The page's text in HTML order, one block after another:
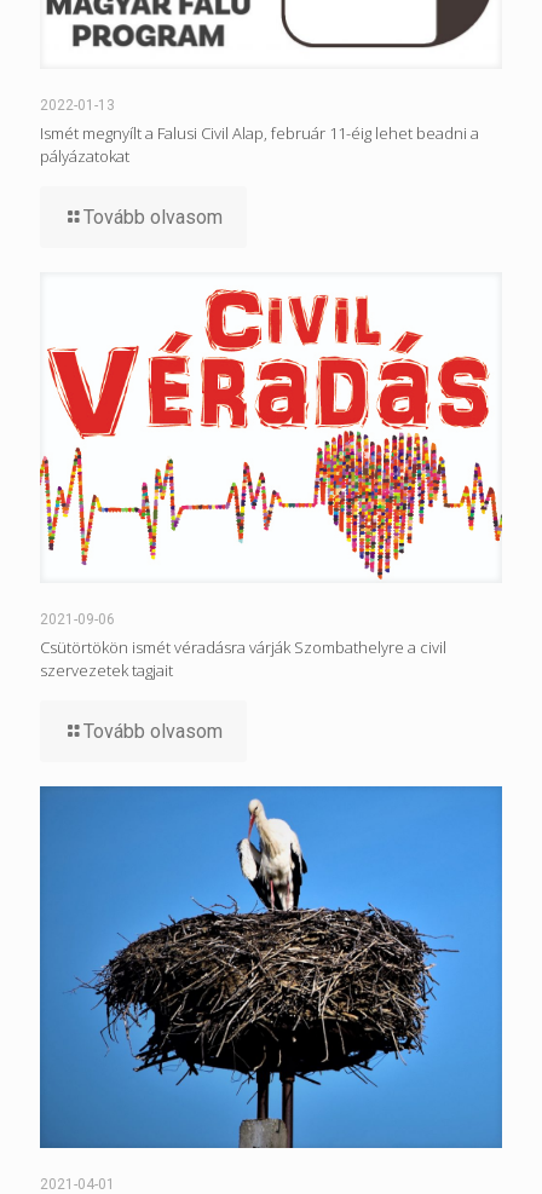
2022-01-13
Ismét megnyílt a Falusi Civil Alap, február 11-éig lehet beadni a
pályázatokat
Tovább olvasom
2021-09-06
Csütörtökön ismét véradásra várják Szombathelyre a civil
szervezetek tagjait
Tovább olvasom
2021-04-01